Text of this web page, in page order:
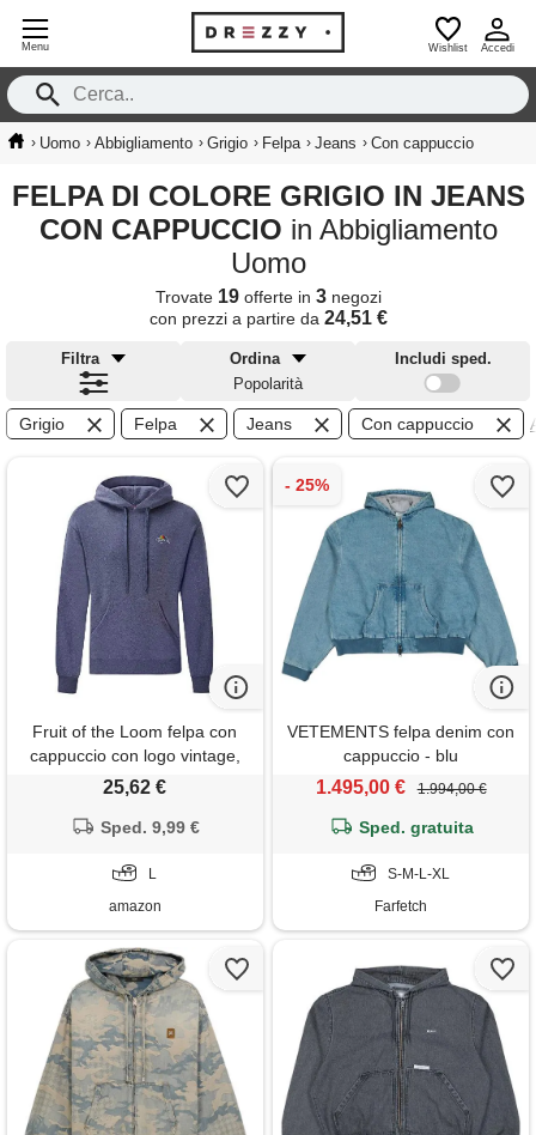
Menu Wishlist Accedi
› Uomo › Abbigliamento › Grigio › Felpa › Jeans › Con cappuccio
FELPA DI COLORE GRIGIO IN JEANS
CON CAPPUCCIO in Abbigliamento
Uomo
Trovate 19offerte in 3negozi
con prezzi a partire da 24,51 €
Filtra
Ordina
Popolarità
Includi sped.
Grigio Felpa Jeans Con cappuccio
Fruit of the Loom felpa con
cappuccio con logo vintage,
blu navy mélange, taglia l
25,62 €
Sped. 9,99 €
L
amazon
VETEMENTS felpa denim con
cappuccio - blu
1.495,00 € 1.994,00 €
Sped. gratuita
S-M-L-XL
Farfetch